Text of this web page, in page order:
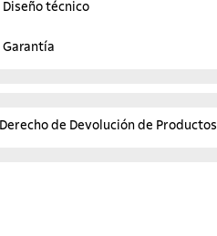
Diseño técnico
Garantía
Derecho de Devolución de Productos